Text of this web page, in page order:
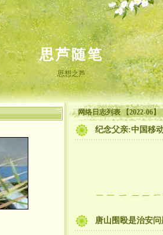
思芦随笔
思想之芦
网络日志列表 【2022-06】
纪念父亲:中国移
唐山围殴是治安